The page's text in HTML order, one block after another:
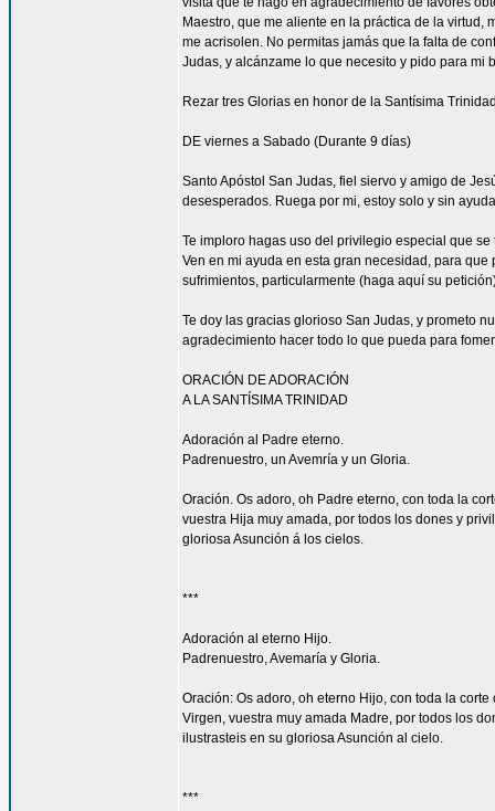
Maestro, que me aliente en la práctica de la
me acrisolen. No permitas jamás que la falta de
Judas, y alcánzame lo que necesito y pido para mi
Rezar tres Glorias en honor de la Santísima
DE viernes a Sabado (Durante 9 días)
Santo Apóstol San Judas, fiel siervo y amigo de
desesperados. Ruega por mi, estoy solo y sin
Te imploro hagas uso del privilegio especial que
Ven en mi ayuda en esta gran necesidad, para
sufrimientos, particularmente (haga aquí su
Te doy las gracias glorioso San Judas, y prometo
agradecimiento hacer todo lo que pueda para
ORACIÓN DE ADORACIÓN
A LA SANTÍSIMA TRINIDAD
Adoración al Padre eterno.
Padrenuestro, un Avemría y un Gloria.
Oración. Os adoro, oh Padre eterno, con toda la
vuestra Hija muy amada, por todos los dones y
gloriosa Asunción á los cielos.
***
Adoración al eterno Hijo.
Padrenuestro, Avemaría y Gloria.
Oración: Os adoro, oh eterno Hijo, con toda la
Virgen, vuestra muy amada Madre, por todos los
ilustrasteis en su gloriosa Asunción al cielo.
***